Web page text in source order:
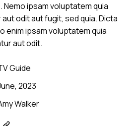
ipsam voluptatem quia
odit aut fugit, sed quia. Dicta
enim ipsam voluptatem quia
aut odit.
Guide
2023
Walker